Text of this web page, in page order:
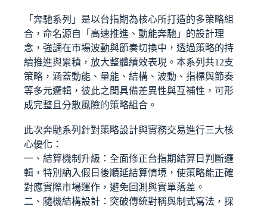
「奔馳系列」是以台指期為核心所打造的多策略組
合，命名源自「高速推進、動能奔馳」的設計理
念，強調在市場波動與節奏切換中，透過策略的持
續推進與累積，放大整體績效表現。本系列共12支
策略，涵蓋動能、量能、結構、波動、指標與節奏
等多元邏輯，彼此之間具備差異性與互補性，可形
成完整且分散風險的策略組合。
此次奔馳系列針對策略設計與實務交易進行三大核
心優化：
一、結算機制升級：全面修正台指期結算日判斷邏
輯，特別納入假日後順延結算情境，使策略能正確
對應實際市場運作，避免回測與實單落差。
二、隨機結構設計：突破傳統對稱與制式寫法，採